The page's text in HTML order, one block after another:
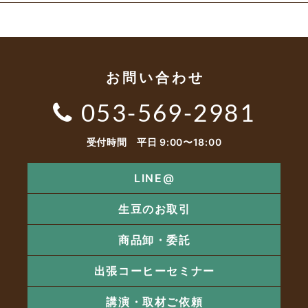
お問い合わせ
053-569-2981
受付時間 平日 9:00〜18:00
LINE@
生豆のお取引
商品卸・委託
出張コーヒーセミナー
講演・取材ご依頼